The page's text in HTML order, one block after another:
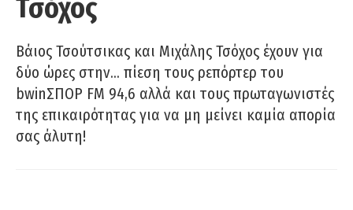
Τσόχος
Βάιος Τσούτσικας και Μιχάλης Τσόχος έχουν για
δύο ώρες στην… πίεση τους ρεπόρτερ του
bwinΣΠΟΡ FM 94,6 αλλά και τους πρωταγωνιστές
της επικαιρότητας για να μη μείνει καμία απορία
σας άλυτη!